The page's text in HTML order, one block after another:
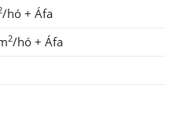
/hó + Áfa
2/hó + Áfa